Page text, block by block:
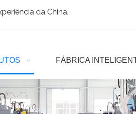
da China.
FÁBRICA